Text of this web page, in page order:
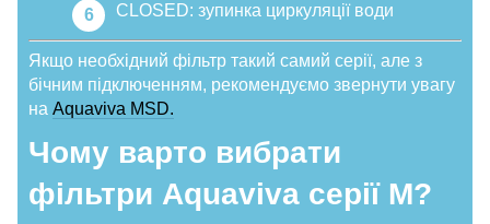
CLOSED: зупинка циркуляції води
Якщо необхідний фільтр такий самий серії, але з
бічним підключенням, рекомендуємо звернути увагу
на Aquaviva MSD.
Чому варто вибрати
фільтри Aquaviva серії M?